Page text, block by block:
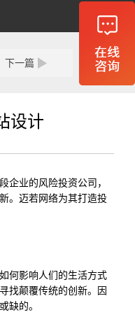
客户案例
联系迈若
设计
企业的风险投资公司，
。迈若网络为其打造投
何影响人们的生活方式
找颠覆传统的创新。因
缺的。
下一篇